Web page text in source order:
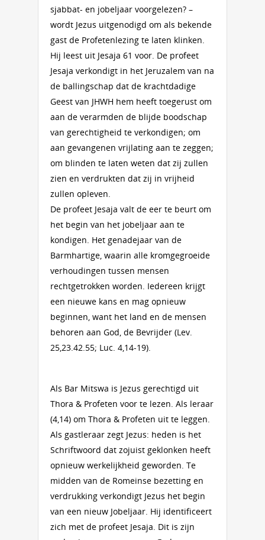
sjabbat- en jobeljaar voorgelezen? –
wordt Jezus uitgenodigd om als bekende
gast de Profetenlezing te laten klinken.
Hij leest uit Jesaja 61 voor. De profeet
Jesaja verkondigt in het Jeruzalem van na
de ballingschap dat de krachtdadige
Geest van JHWH hem heeft toegerust om
aan de verarmden de blijde boodschap
van gerechtigheid te verkondigen; om
aan gevangenen vrijlating aan te zeggen;
om blinden te laten weten dat zij zullen
zien en verdrukten dat zij in vrijheid
zullen opleven.
De profeet Jesaja valt de eer te beurt om
het begin van het jobeljaar aan te
kondigen. Het genadejaar van de
Barmhartige, waarin alle kromgegroeide
verhoudingen tussen mensen
rechtgetrokken worden. Iedereen krijgt
een nieuwe kans en mag opnieuw
beginnen, want het land en de mensen
behoren aan God, de Bevrijder (Lev.
25,23.42.55; Luc. 4,14-19).
Als Bar Mitswa is Jezus gerechtigd uit
Thora & Profeten voor te lezen. Als leraar
(4,14) om Thora & Profeten uit te leggen.
Als gastleraar zegt Jezus: heden is het
Schriftwoord dat zojuist geklonken heeft
opnieuw werkelijkheid geworden. Te
midden van de Romeinse bezetting en
verdrukking verkondigt Jezus het begin
van een nieuw Jobeljaar. Hij identificeert
zich met de profeet Jesaja. Dit is zijn